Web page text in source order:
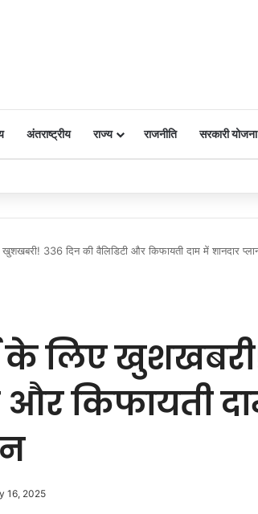
अंतराष्ट्रीय राज्य राजनीति सरकारी योजना
राय की जयंती पर किया नमन
336 दिन की वैलिडिटी और किफायती दाम में शानदार
के लिए
और किफायती
16, 2025